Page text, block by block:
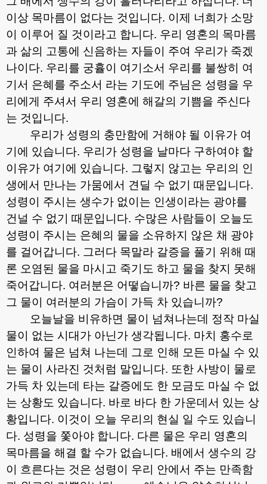
이상 목마름이 없다는 것입니다. 이제 너희가 소망
이 이루어 질 것이라고 합니다. 우리 영혼의 목마름
과 삶의 고통에 신음하는 자들이 주여 우리가 죽겠
나이다. 우리를 궁휼이 여기소서 우리를 불쌍히 여
기서 은혜를 주소서 라는 기도에 주님은 성령을 우
리에게 주셔서 우리 영혼에 해갈의 기쁨을 주신다
는 것입니다.
우리가 성령의 충만함에 거해야 될 이유가 여
기에 있습니다. 우리가 성령을 날마다 구하여야 할
이유가 여기에 있습니다. 그렇지 않고는 우리의 인
생에서 만나는 가뭄에서 견딜 수 없기 때문입니다.
성령이 주시는 생수가 없이는 인생이라는 광야를
건널 수 없기 때문입니다. 수많은 사람들이 오늘도
성령이 주시는 은혜의 물을 소유하지 않은 채 광야
를 걸어갑니다. 그러다 목말라 갈증을 풀기 위해 때
론 오염된 물을 마시고 죽기도 하고 물을 찾지 못해
죽어갑니다. 여러분은 어떻습니까? 바른 물을 찾고
그 물이 여러분의 가슴이 가득 차 있습니까?
오늘날을 비유하면 물이 넘쳐나는데 정작 마실
물이 없는 시대가 아닌가 생각됩니다. 마치 홍수로
인하여 물은 넘쳐 나는데 그로 인해 모든 마실 수 있
는 물이 사라진 것처럼 말입니다. 또한 사방이 물로
가득 차 있는데 타는 갈증에도 한 모금도 마실 수 없
는 상황도 있습니다. 바로 바다 한 가운데서 있는 상
황입니다. 이것이 오늘 우리의 현실 일 수도 있습니
다. 성령을 쫓아야 합니다. 다른 물은 우리 영혼의
목마름을 해결 할 수가 없습니다. 배에서 생수의 강
이 흐른다는 것은 성령이 우리 안에서 주는 만족함